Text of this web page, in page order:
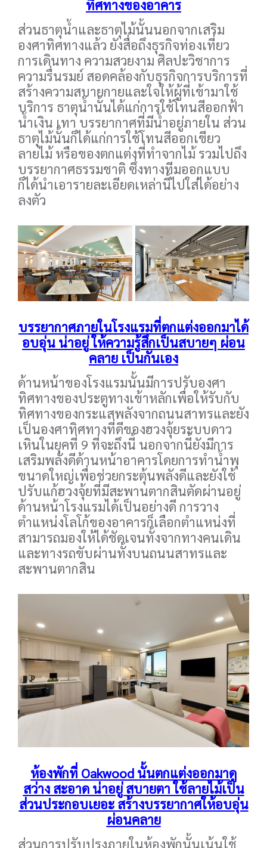
ทิศทางของอาคาร
ส่วนธาตุน้ำและธาตุไม้นั้นนอกจากเสริม
องศาทิศทางแล้ว ยังสื่อถึงธุรกิจท่องเที่ยว
การเดินทาง ความสวยงาม ศิลปะวิชาการ
ความรื่นรมย์ สอดคล้องกับธุรกิจการบริการที่
สร้างความสบายกายและใจให้ผู้ที่เข้ามาใช้
บริการ ธาตุน้ำนั้นได้แก่การใช้โทนสีออกฟ้า
น้ำเงิน เทา บรรยากาศที่มีน้ำอยู่ภายใน ส่วน
ธาตุไม้นั้นก็ได้แก่การใช้โทนสีออกเขียว
ลายไม้ หรือของตกแต่งที่ทำจากไม้ รวมไปถึง
บรรยากาศธรรมชาติ ซึ่งทางทีมออกแบบ
ก็ได้นำเอารายละเอียดเหล่านี้ไปใส่ได้อย่าง
ลงตัว
บรรยากาศภายในโรงแรมที่ตกแต่งออกมาได้
อบอุ่น น่าอยู่ ให้ความรู้สึกเป็นสบายๆ ผ่อน
คลาย เป็นกันเอง
ด้านหน้าของโรงแรมนั้นมีการปรับองศา
ทิศทางของประตูทางเข้าหลักเพื่อให้รับกับ
ทิศทางของกระแสพลังจากถนนสาทรและยัง
เป็นองศาทิศทางที่ดีของฮวงจุ้ยระบบดาว
เหินในยุคที่ 9 ที่จะถึงนี้ นอกจากนี้ยังมีการ
เสริมพลังดีด้านหน้าอาคารโดยการทำน้ำพุ
ขนาดใหญ่เพื่อช่วยกระตุ้นพลังดีและยังใช้
ปรับแก้ฮวงจุ้ยที่มีสะพานตากสินตัดผ่านอยู่
ด้านหน้าโรงแรมได้เป็นอย่างดี การวาง
ตำแหน่งโลโก้ของอาคารก็เลือกตำแหน่งที่
สามารถมองให้ได้ชัดเจนทั้งจากทางคนเดิน
และทางรถขับผ่านทั้งบนถนนสาทรและ
สะพานตากสิน
ห้องพักที่ Oakwood นั้นตกแต่งออกมาดู
สว่าง สะอาด น่าอยู่ สบายตา ใช้ลายไม้เป็น
ส่วนประกอบเยอะ สร้างบรรยากาศให้อบอุ่น
ผ่อนคลาย
ส่วนการปรับปรุงภายในห้องพักนั้นเน้นใช้